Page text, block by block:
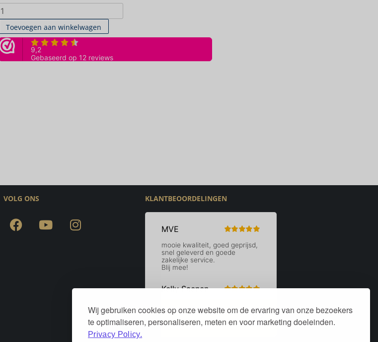
Wij gebruiken cookies op onze website om de ervaring van onze bezoekers
te optimaliseren, personaliseren, meten en voor marketing doeleinden.
Privacy Policy.
Toevoegen aan winkelwagen
VOLG ONS KLANTBEOORDELINGEN